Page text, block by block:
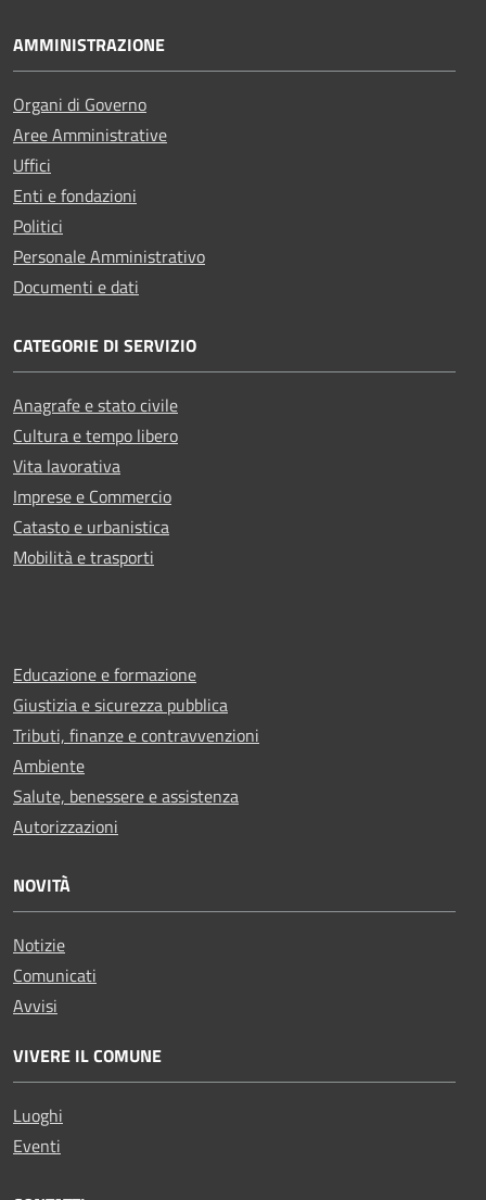
AMMINISTRAZIONE
Organi di Governo
Aree Amministrative
Uffici
Enti e fondazioni
Politici
Personale Amministrativo
Documenti e dati
CATEGORIE DI SERVIZIO
Anagrafe e stato civile
Cultura e tempo libero
Vita lavorativa
Imprese e Commercio
Catasto e urbanistica
Mobilità e trasporti
Educazione e formazione
Giustizia e sicurezza pubblica
Tributi, finanze e contravvenzioni
Ambiente
Salute, benessere e assistenza
Autorizzazioni
NOVITÀ
Notizie
Comunicati
Avvisi
VIVERE IL COMUNE
Luoghi
Eventi